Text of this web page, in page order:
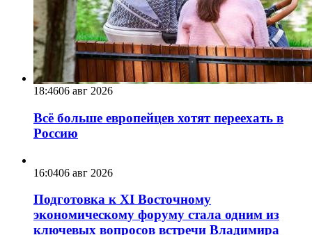
18:4606 авг 2026
Всё больше европейцев хотят переехать в
Россию
16:0406 авг 2026
Подготовка к XI Восточному
экономическому форуму стала одним из
ключевых вопросов встречи Владимира